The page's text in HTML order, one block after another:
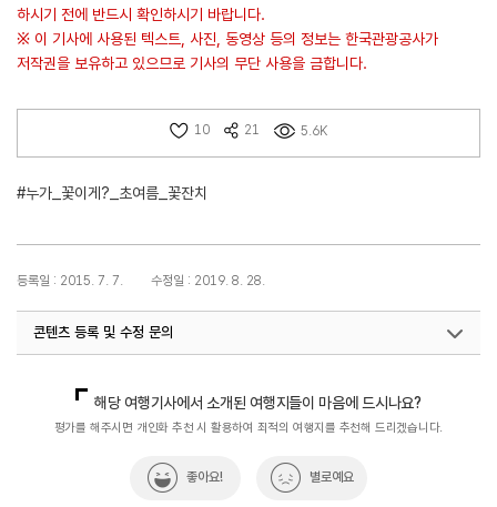
하시기 전에 반드시 확인하시기 바랍니다.
※ 이 기사에 사용된 텍스트, 사진, 동영상 등의 정보는 한국관광공사가
저작권을 보유하고 있으므로 기사의 무단 사용을 금합니다.
10 21 5.6K
#누가_꽃이게?_초여름_꽃잔치
등록일 : 2015. 7. 7. 수정일 : 2019. 8. 28.
콘텐츠 등록 및 수정 문의
해당 여행기사에서 소개된 여행지들이 마음에 드시나요?
평가를 해주시면 개인화 추천 시 활용하여 최적의 여행지를 추천해 드리겠습니다.
좋아요! 별로예요